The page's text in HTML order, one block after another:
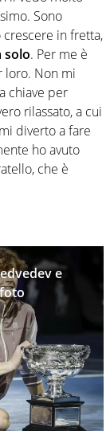
Sono
crescere in fretta,
solo. Per me è
loro. Non mi
chiave per
rilassato, a cui
diverto a fare
ho avuto
che è
e